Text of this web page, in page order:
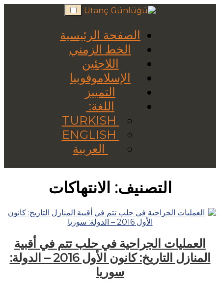
Skip
to
الصفحة الرئيسية
الخط الزمني
اللاجئين
الإسلاموفوبيا
التمييز
اللغة:
العربية
التصنيف: الانتهاكات
العمليات الجراحية في حلب تتم في أقبية
المنازل التاريخ: كانون الأول 2016 – الدولة:
سوريا